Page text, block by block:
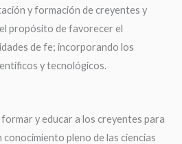
y formación de creyentes y
propósito de favorecer el
de fe; incorporando los
y tecnológicos.
y educar a los creyentes para
pleno de las ciencias